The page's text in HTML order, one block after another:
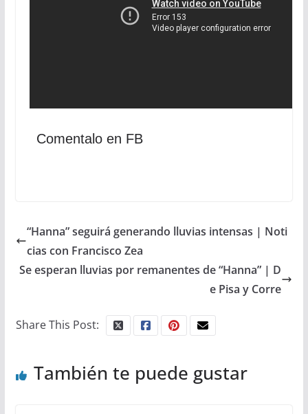
Comentalo en FB
“Hanna” seguirá generando lluvias intensas | Noti
cias con Francisco Zea
Se esperan lluvias por remanentes de “Hanna” | D
e Pisa y Corre
Share This Post:
También te puede gustar